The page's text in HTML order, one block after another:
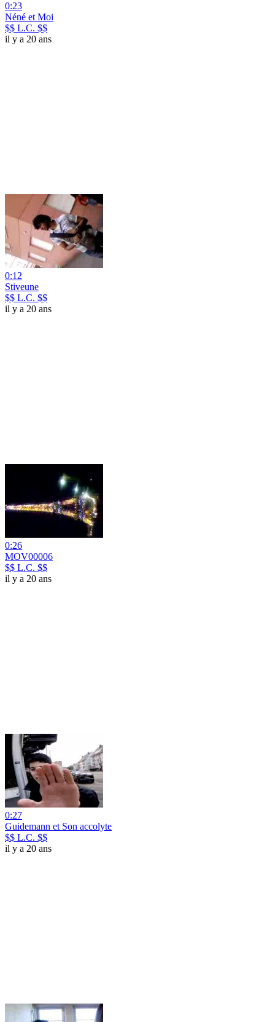
0:23
Néné et Moi
$$ L.C. $$
il y a 20 ans
0:12
Stiveune
$$ L.C. $$
il y a 20 ans
0:26
MOV00006
$$ L.C. $$
il y a 20 ans
0:27
Guidemann et Son accolyte
$$ L.C. $$
il y a 20 ans